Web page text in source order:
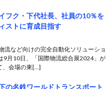
フク・下代社長、社員の10％を
ストに育成目指す
流など向けの完全自動化ソリューショ
9月10日、「国際物流総合展2024」が
、会場の東[…]
の名鉄ワールドトランスポート